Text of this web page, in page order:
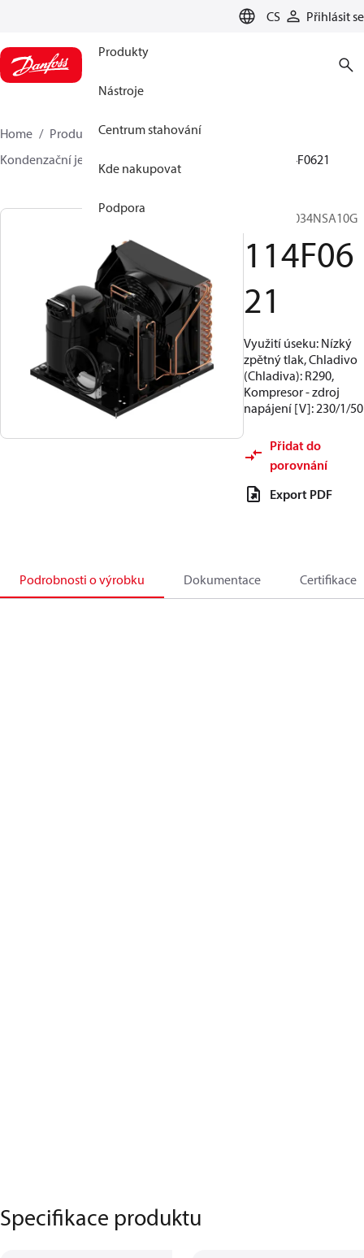
CS Přihlásit se
Produkty
Nástroje
Centrum stahování
Kde nakupovat
Podpora
Home Produkty
Climate Solutions pro chlazení
Kondenzační jednotky
114F0621
OP-LCNC034NSA10G
114F06
21
Využití úseku: Nízký
zpětný tlak, Chladivo
(Chladiva): R290,
Kompresor - zdroj
napájení [V]: 230/1/50
Přidat do
porovnání
Export PDF
Podrobnosti o výrobku Dokumentace Certifikace
Specifikace produktu